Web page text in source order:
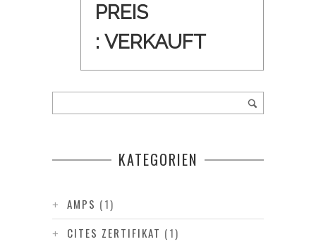
PREIS
: VERKAUFT
KATEGORIEN
AMPS (1)
CITES ZERTIFIKAT (1)